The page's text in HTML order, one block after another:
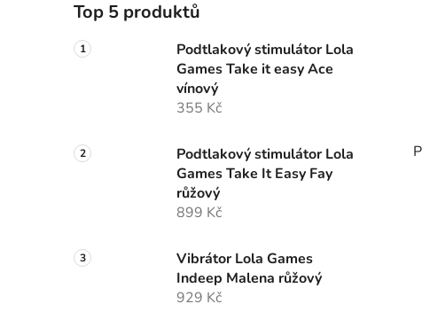
Top 5 produktů
Podtlakový stimulátor Lola
Games Take it easy Ace
vínový
355 Kč
Podtlakový stimulátor Lola
Games Take It Easy Fay
růžový
899 Kč
Vibrátor Lola Games
Indeep Malena růžový
929 Kč